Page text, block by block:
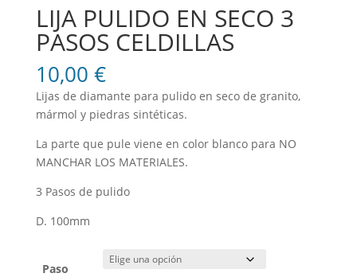
LIJA PULIDO EN SECO 3
PASOS CELDILLAS
10,00 €
Lijas de diamante para pulido en seco de granito,
mármol y piedras sintéticas.
La parte que pule viene en color blanco para NO
MANCHAR LOS MATERIALES.
3 Pasos de pulido
D. 100mm
Paso